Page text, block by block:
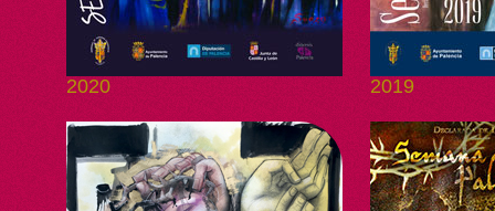
2020 2019